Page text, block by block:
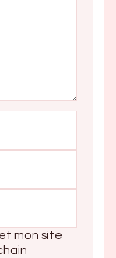
mon site